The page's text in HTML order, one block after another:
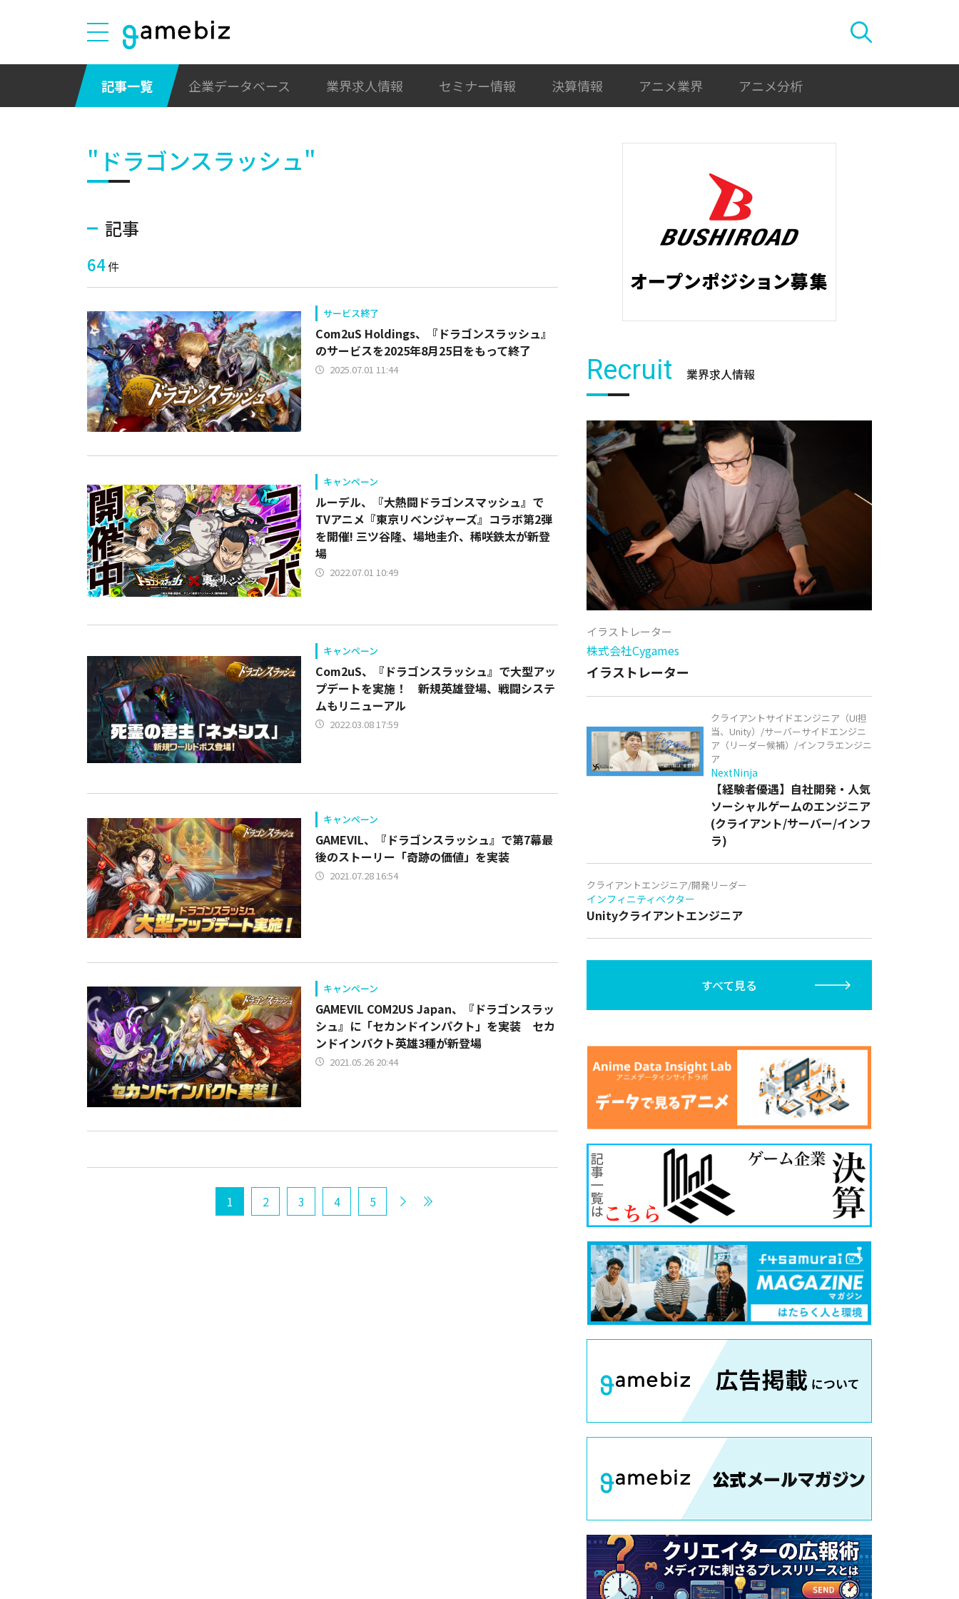
記事一覧 企業データベース 業界求人情報 セミナー情報 決算情報 アニメ業界 アニメ分析
"ドラゴンスラッシュ"
記事
64件
サービス終了
Com2uS Holdings、『ドラゴンスラッシュ』
のサービスを2025年8月25日をもって終了
2025.07.01 11:44
キャンペーン
ルーデル、『大熱闘ドラゴンスマッシュ』で
TVアニメ『東京リベンジャーズ』コラボ第2弾
を開催! 三ツ谷隆、場地圭介、稀咲鉄太が新登
場
2022.07.01 10:49
キャンペーン
Com2uS、『ドラゴンスラッシュ』で大型アッ
プデートを実施！ 新規英雄登場、戦闘システ
ムもリニューアル
2022.03.08 17:59
キャンペーン
GAMEVIL、『ドラゴンスラッシュ』で第7幕最
後のストーリー「奇跡の価値」を実装
2021.07.28 16:54
キャンペーン
GAMEVIL COM2US Japan、『ドラゴンスラッ
シュ』に「セカンドインパクト」を実装 セカ
ンドインパクト英雄3種が新登場
2021.05.26 20:44
1 2 3 4 5
Recruit 業界求人情報
イラストレーター
株式会社Cygames
イラストレーター
クライアントサイドエンジニア（UI担
当、Unity）/サーバーサイドエンジニ
ア（リーダー候補）/インフラエンジニ
ア
NextNinja
【経験者優遇】自社開発・人気
ソーシャルゲームのエンジニア
(クライアント/サーバー/インフ
ラ)
クライアントエンジニア/開発リーダー
インフィニティベクター
Unityクライアントエンジニア
すべて見る